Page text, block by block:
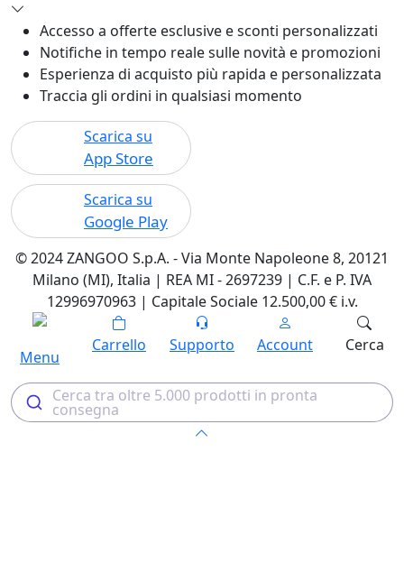
Accesso a offerte esclusive e sconti personalizzati
Notifiche in tempo reale sulle novità e promozioni
Esperienza di acquisto più rapida e personalizzata
Traccia gli ordini in qualsiasi momento
Scarica su
App Store
Scarica su
Google Play
© 2024 ZANGOO S.p.A. - Via Monte Napoleone 8, 20121
Milano (MI), Italia | REA MI - 2697239 | C.F. e P. IVA
12996970963 | Capitale Sociale 12.500,00 € i.v.
Menu
Carrello Supporto Account Cerca
Cerca tra oltre 5.000 prodotti in pronta
consegna